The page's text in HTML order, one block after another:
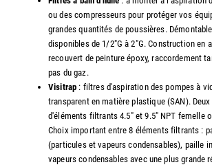
ou des compresseurs pour protéger vos
grandes quantités de poussières.
disponibles de 1/2"G à 2"G. Construction en
recouvert de peinture époxy, raccordement
pas du gaz.
Visitrap : filtres d'aspiration des pompes à
transparent en matière plastique (SAN).
d'éléments filtrants 4.5" et 9.5" NPT femelle
Choix important entre 8 éléments filtrants :
(particules et vapeurs condensables), paille
vapeurs condensables avec une plus grande